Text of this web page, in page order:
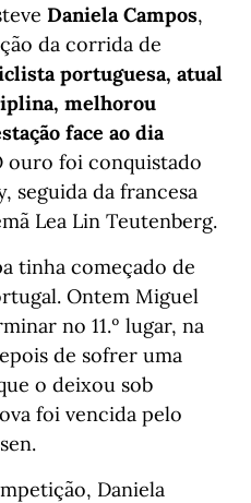
Daniela Campos,
da corrida de
portuguesa, atual
melhorou
face ao dia
ouro foi conquistado
seguida da francesa
Lea Lin Teutenberg.
tinha começado de
Ontem Miguel
no 11.º lugar, na
de sofrer uma
o deixou sob
foi vencida pelo
Daniela